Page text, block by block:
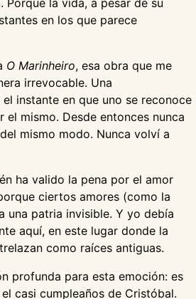
Porque la vida, a pesar de su
en los que parece
O Marinheiro, esa obra que me
irrevocable. Una
el instante en que uno se reconoce
el mismo. Desde entonces nunca
mismo modo. Nunca volví a
ha valido la pena por el amor
ciertos amores (como la
una patria invisible. Y yo debía
aquí, en este lugar donde la
como raíces antiguas.
profunda para esta emoción: es
casi cumpleaños de Cristóbal.